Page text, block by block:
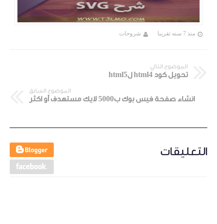
منذ 7 سنه تقريبا شروحات
الموضوع التالي
تحويل كود html4 لhtml5
الموضوع السابق
انشاء صفحة فيس بوك ب5000 لايك مستهدف أو اكثر
التعليقات